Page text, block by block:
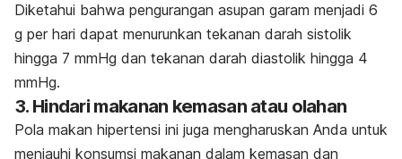
Diketahui bahwa pengurangan asupan garam menjadi 6
g per hari dapat menurunkan tekanan darah sistolik
hingga 7 mmHg dan tekanan darah diastolik hingga 4
mmHg.
3. Hindari makanan kemasan atau olahan
Pola makan hipertensi ini juga mengharuskan Anda untuk
menjauhi konsumsi makanan dalam kemasan dan